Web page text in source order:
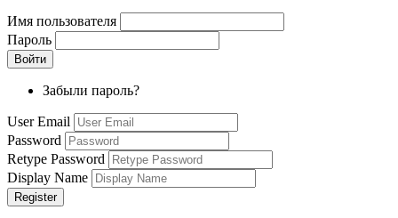
Имя пользователя
Пароль
Забыли пароль?
User Email
Password
Retype Password
Display Name